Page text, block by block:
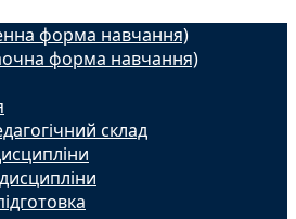
форма навчання)
форма навчання)
склад